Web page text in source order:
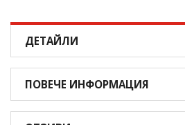
ДЕТАЙЛИ
ПОВЕЧЕ ИНФОРМАЦИЯ